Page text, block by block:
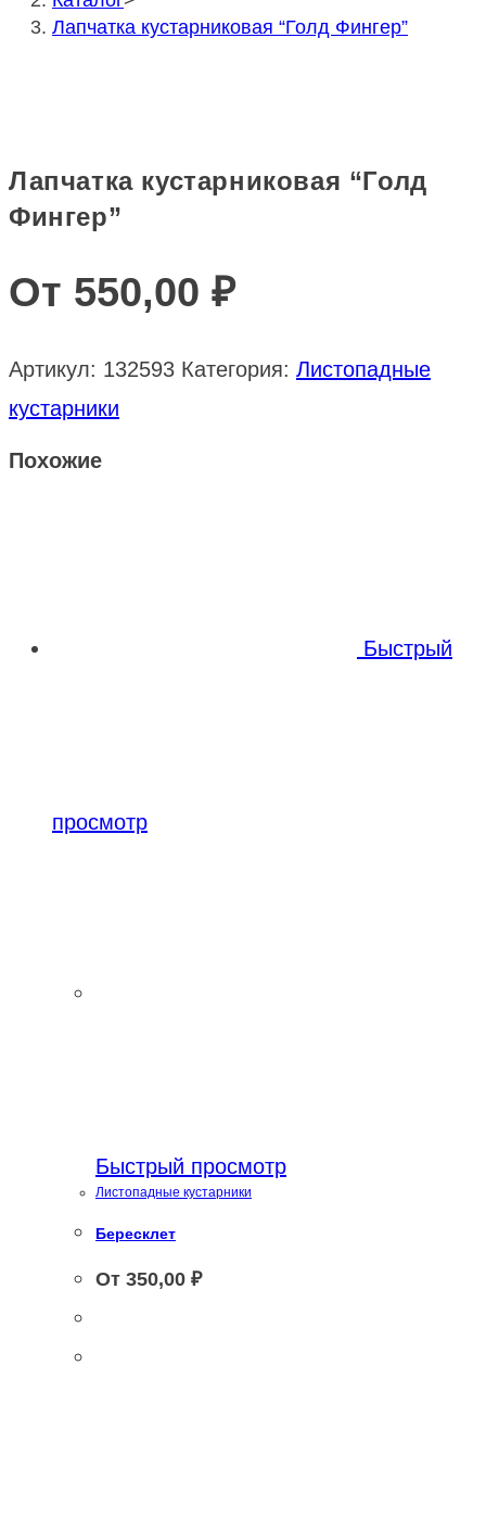
Лапчатка кустарниковая “Голд Фингер”
Лапчатка кустарниковая “Голд
Фингер”
От 550,00 ₽
Артикул: 132593 Категория: Листопадные
кустарники
Похожие
Быстрый
просмотр
Быстрый просмотр
Листопадные кустарники
Бересклет
От 350,00 ₽